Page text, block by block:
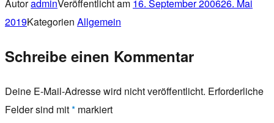
AutoradminVeröffentlicht am 16. September 200626. Mai
2019Kategorien Allgemein
Schreibe einen Kommentar
Deine E-Mail-Adresse wird nicht veröffentlicht. Erforderliche
Felder sind mit* markiert